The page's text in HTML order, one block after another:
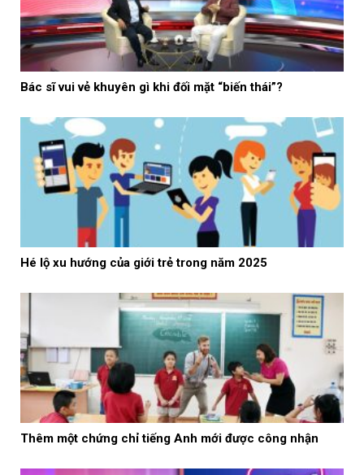
Bác sĩ vui vẻ khuyên gì khi đối mặt “biến thái”?
Hé lộ xu hướng của giới trẻ trong năm 2025
Thêm một chứng chỉ tiếng Anh mới được công nhận